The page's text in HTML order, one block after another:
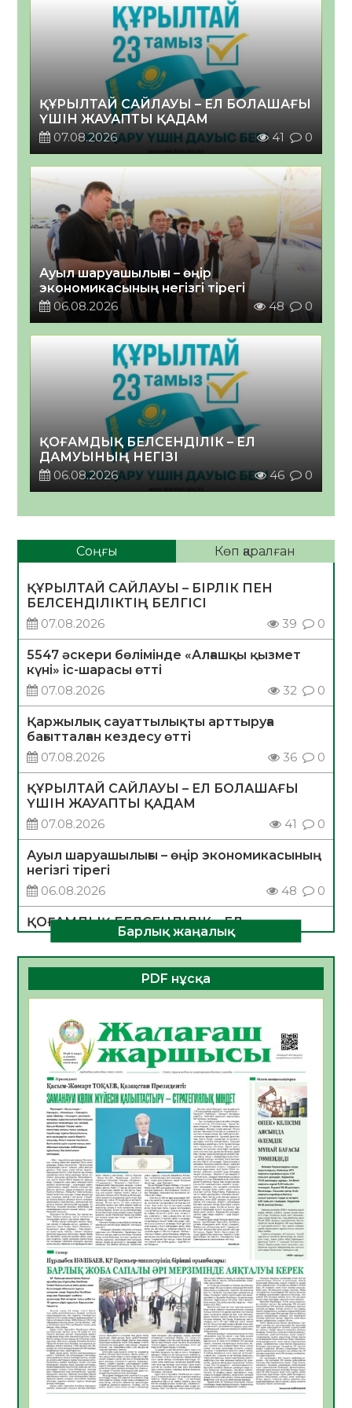
ҚҰРЫЛТАЙ САЙЛАУЫ – ЕЛ БОЛАШАҒЫ
ҮШІН ЖАУАПТЫ ҚАДАМ
07.08.2026
41 0
Ауыл шаруашылығы – өңір
экономикасының негізгі тірегі
06.08.2026
48 0
ҚОҒАМДЫҚ БЕЛСЕНДІЛІК – ЕЛ
ДАМУЫНЫҢ НЕГІЗІ
06.08.2026
46 0
Соңғы Көп қаралған
ҚҰРЫЛТАЙ САЙЛАУЫ – БІРЛІК ПЕН
БЕЛСЕНДІЛІКТІҢ БЕЛГІСІ
07.08.2026
39 0
5547 әскери бөлімінде «Алғашқы қызмет
күні» іс-шарасы өтті
07.08.2026
32 0
Қаржылық сауаттылықты арттыруға
бағытталған кездесу өтті
07.08.2026
36 0
ҚҰРЫЛТАЙ САЙЛАУЫ – ЕЛ БОЛАШАҒЫ
ҮШІН ЖАУАПТЫ ҚАДАМ
07.08.2026
41 0
Ауыл шаруашылығы – өңір экономикасының
негізгі тірегі
06.08.2026
48 0
ҚОҒАМДЫҚ БЕЛСЕНДІЛІК – ЕЛ
ДАМУЫНЫҢ НЕГІЗІ
06.08.2026
46 0
ҚҰРЫЛТАЙ САЙЛАУЫ – БОЛАШАҚҚА
06.08.2026
Инфекциялық ауруларға қарсы иммундау
жұмыстарының тиімділігі
06.08.2026
50
Көкжөтел ауруы туралы
06.08.2026
47
АПВ вакцинасы туралы мәлімет
06.08.2026
45
Open Air: Қызылорда облысы полиция
департаменті 20 мыңнан астам
көрерменнің қауіпсіздігін қамтамасыз етті
06.08.2026
59
ҚЫЗЫЛОРДАДА «САНАЛЫ ҰРПАҚ –
ЖАРҚЫН БОЛАШАҚ» АТТЫ КЕҢЕЙТІЛГЕН
МӘЖІЛІС ӨТТІ
05.08.2026
60
Қазақстан Орталық Азиядағы көшуге ең
Барлық жаңалық
PDF нұсқа